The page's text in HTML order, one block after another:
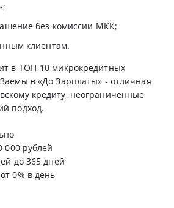
без комиссии МКК;
клиентам.
в ТОП-10 микрокредитных
в «До Зарплаты» - отличная
кредиту, неограниченные
подход.
000 рублей
до 365 дней
0% в день